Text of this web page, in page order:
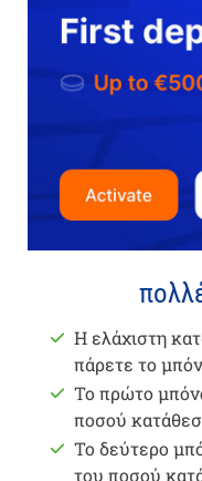
Η ελάχιστη
πάρετε το
Το πρώτο
ποσού
Το δεύτερο
του ποσού